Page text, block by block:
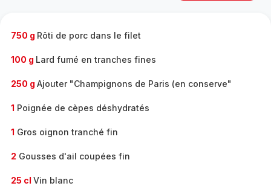
750 g Rôti de porc dans le filet
100 g Lard fumé en tranches fines
250 g Ajouter "Champignons de Paris (en conserve"
1 Poignée de cèpes déshydratés
1 Gros oignon tranché fin
2 Gousses d'ail coupées fin
25 cl Vin blanc